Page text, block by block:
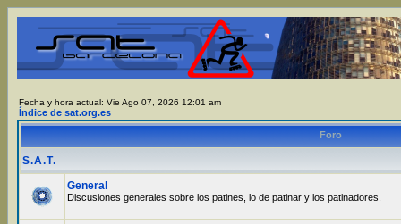
Fecha y hora actual: Vie Ago 07, 2026 12:01 am
Índice de sat.org.es
Foro
S.A.T.
General
Discusiones generales sobre los patines, lo de patinar y los patinadores.